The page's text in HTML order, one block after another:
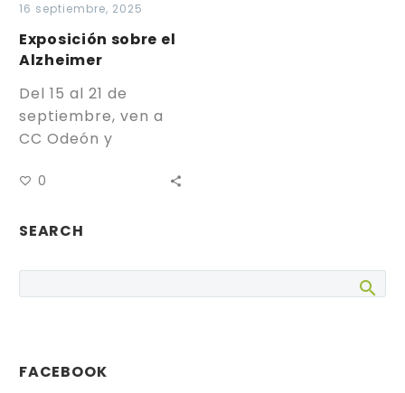
16 septiembre, 2025
Exposición sobre el
Alzheimer
Del 15 al 21 de
septiembre, ven a
CC Odeón y
exposición sobre el
y conoce…
0
SEARCH
FACEBOOK